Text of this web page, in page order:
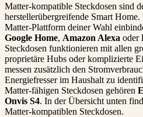
Matter-kompatible Steckdosen sind
herstellerübergreifende Smart
Matter-Plattform deiner Wahl
Google Home, Amazon Alexa oder
Steckdosen funktionieren mit allen
proprietäre Hubs oder komplizierte
messen zusätzlich den
Energiefresser im Haushalt zu
Matter-fähigen Steckdosen gehören
Onvis S4. In der Übersicht unten
Matter-kompatiblen Steckdosen.